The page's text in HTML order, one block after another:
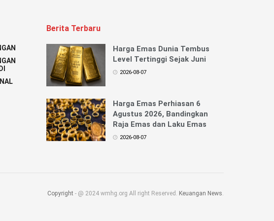
Berita Terbaru
Harga Emas Dunia Tembus
Level Tertinggi Sejak Juni
2026-08-07
Harga Emas Perhiasan 6
Agustus 2026, Bandingkan
Raja Emas dan Laku Emas
2026-08-07
Copyright - @ 2024 wmhg.org All right Reserved. Keuangan News.